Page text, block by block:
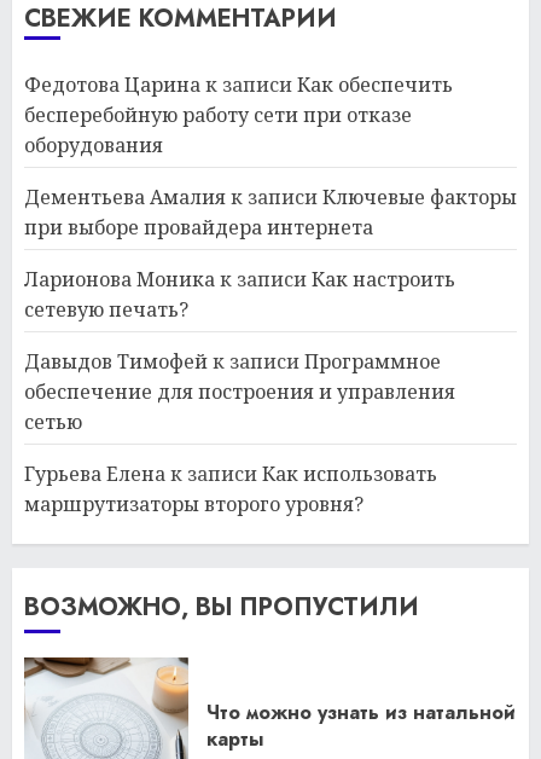
СВЕЖИЕ КОММЕНТАРИИ
Федотова Царинак записиКак обеспечить
бесперебойную работу сети при отказе
оборудования
Дементьева Амалияк записиКлючевые факторы
при выборе провайдера интернета
Ларионова Моникак записиКак настроить
сетевую печать?
Давыдов Тимофейк записиПрограммное
обеспечение для построения и управления
сетью
Гурьева Еленак записиКак использовать
маршрутизаторы второго уровня?
ВОЗМОЖНО, ВЫ ПРОПУСТИЛИ
Что можно узнать из натальной
карты